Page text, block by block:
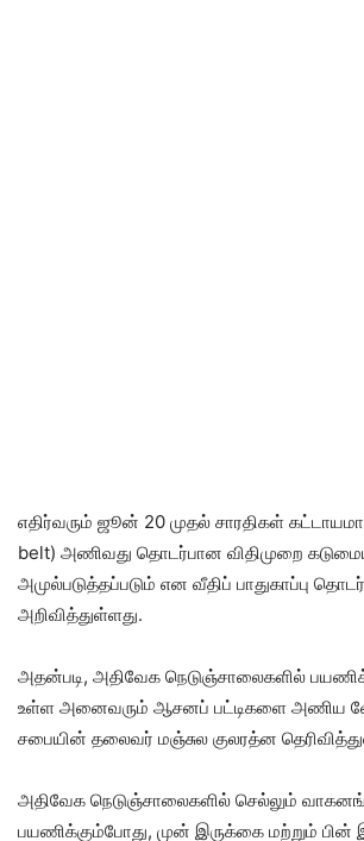
எதிர்வரும் ஜூன் 20 முதல் சாரதிகள்
belt) அணிவது தொடர்பான விதிமுறை
அமுல்படுத்தப்படும் என வீதிப் பாதுகாப்பு
அறிவித்துள்ளது.
அதன்படி, அதிவேக நெடுஞ்சாலைகளில்
உள்ள அனைவரும் ஆசனப் பட்டிகளை அணிய
சபையின் தலைவர் மஞ்சுல குலரத்ன
அதிவேக நெடுஞ்சாலைகளில் செல்லும்
பயணிக்கும்போது, ​​முன் இருக்கை மற்றும்